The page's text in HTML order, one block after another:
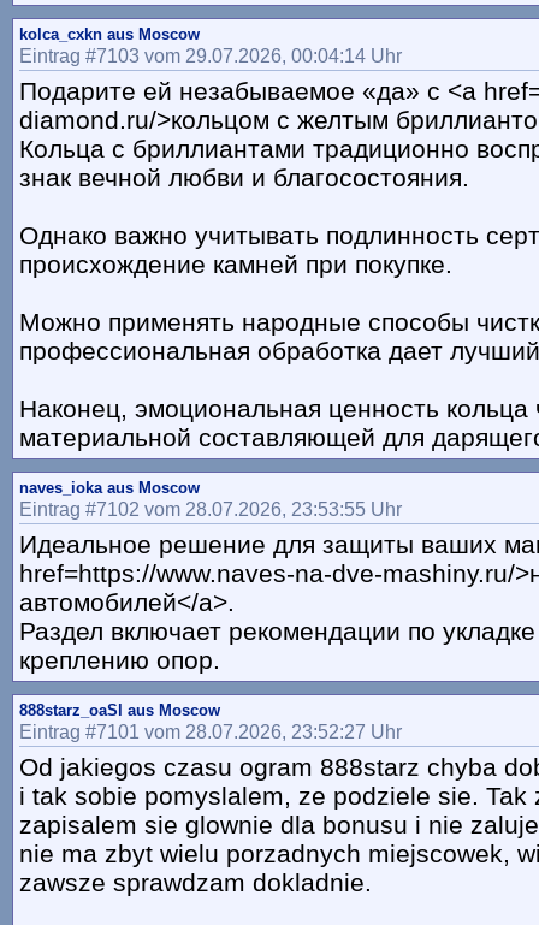
kolca_cxkn aus Moscow
Eintrag #7103 vom 29.07.2026, 00:04:14 Uhr
Подарите ей незабываемое «да» с <a
diamond.ru/>кольцом с желтым
Кольца с бриллиантами традиционно
знак вечной любви и благосостояния.
Однако важно учитывать подлинность
происхождение камней при покупке.
Можно применять народные способы
профессиональная обработка дает
Наконец, эмоциональная ценность кольца
материальной составляющей для
naves_ioka aus Moscow
Eintrag #7102 vom 28.07.2026, 23:53:55 Uhr
Идеальное решение для защиты ваших
href=https://www.naves-na-dve-mashiny.ru/
автомобилей</a>.
Раздел включает рекомендации по
креплению опор.
888starz_oaSl aus Moscow
Eintrag #7101 vom 28.07.2026, 23:52:27 Uhr
Od jakiegos czasu ogram 888starz chyba
i tak sobie pomyslalem, ze podziele sie.
zapisalem sie glownie dla bonusu i nie
nie ma zbyt wielu porzadnych miejscowek,
zawsze sprawdzam dokladnie.